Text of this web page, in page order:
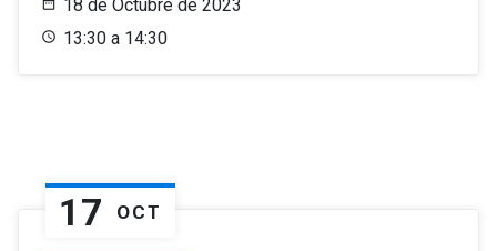
18 de Octubre de 2023
13:30 a 14:30
17 OCT